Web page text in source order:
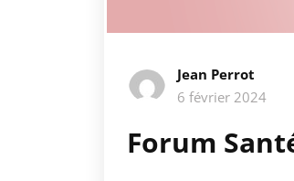
Jean Perrot
6 février 2024
Forum